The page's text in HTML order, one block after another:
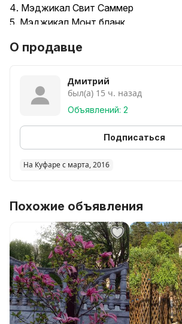
4. Мэджикал Свит Саммер
5. Мэджикал Монт бланк
Возможна отправка почтой.
В горшках С3 - от 30р./шт.
О продавце
Дмитрий
был(а) 15 ч. назад
Объявлений: 2
Подписаться
На Куфаре с марта, 2016
Похожие объявления